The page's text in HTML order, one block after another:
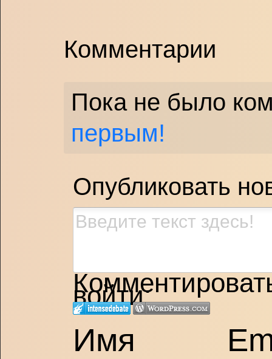
Комментарии
Пока не было
первым!
Опубликовать
войти:
Имя